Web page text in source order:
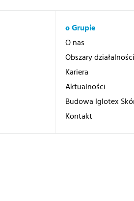
o Grupie
O nas
Obszary działalności
Kariera
Aktualności
Budowa Iglotex
Kontakt